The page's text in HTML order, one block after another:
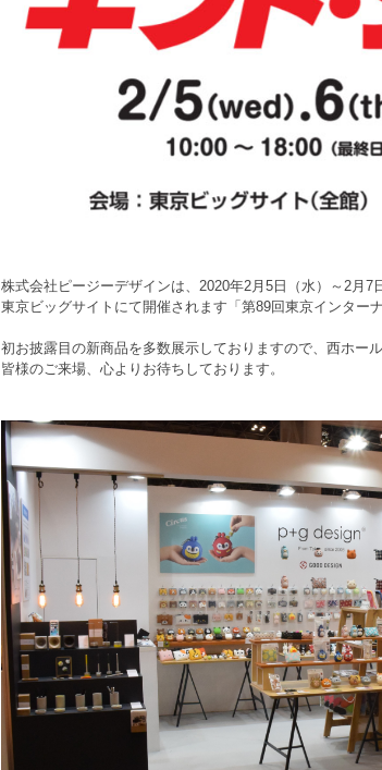
株式会社ピージーデザインは、2020年2月5日（水）～2月7
東京ビッグサイトにて開催されます「第89回東京インター
初お披露目の新商品を多数展示しておりますので、西ホー
皆様のご来場、心よりお待ちしております。